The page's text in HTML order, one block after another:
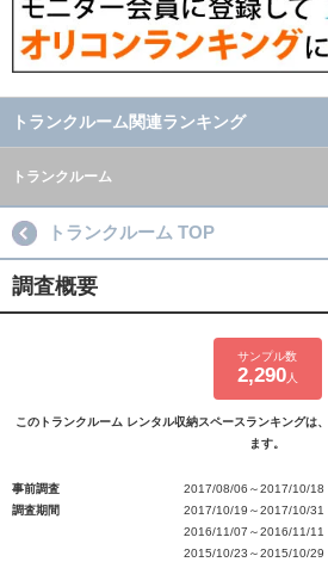
トランクルーム関連ランキング
トランクルーム
トランクルーム TOP
調査概要
サンプル数
2,290人
このトランクルーム レンタル収納スペースランキングは
ます。
事前調査
2017/08/06～2017/10/18
調査期間
2017/10/19～2017/10/31
2016/11/07～2016/11/11
2015/10/23～2015/10/29